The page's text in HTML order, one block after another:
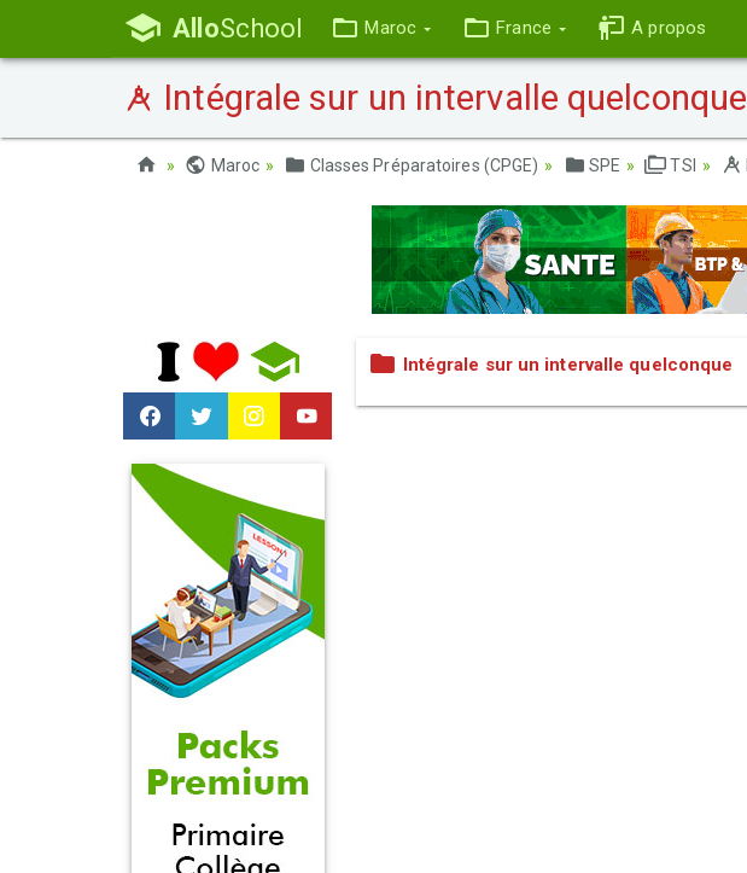
AlloSchool Maroc France A propos
Intégrale sur un intervalle quelconque
Maroc Classes Préparatoires (CPGE) SPE TSI
Intégrale sur un intervalle quelconque